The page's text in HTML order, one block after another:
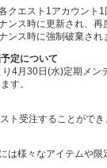
クエスト1アカウント
ンス時に更新され、再
ンス時に強制破棄され
定について
4月30日(水)定期メン
す。
ト受注することができ
は様々なアイテムや限